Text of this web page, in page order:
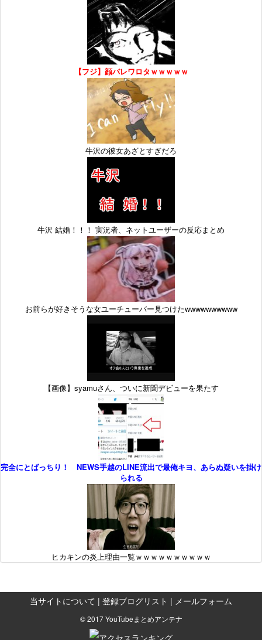
【フジ】顔バレワロタｗｗｗｗｗ
牛沢の彼女あざとすぎだろ
牛沢 結婚！！！ 実況者、ネットユーザーの反応まとめ
お前らが好きそうな女ユーチューバー見つけたwwwwwwwwww
【画像】syamuさん、ついに新聞デビューを果たす
完全にとばっちり！ NEWS手越のLINE流出で最俺キヨ、あらぬ疑いを掛け
られる
ヒカキンの炎上理由一覧ｗｗｗｗｗｗｗｗｗｗ
当サイトについて | 登録ブログリスト | メールフォーム
© 2017 YouTubeまとめアンテナ